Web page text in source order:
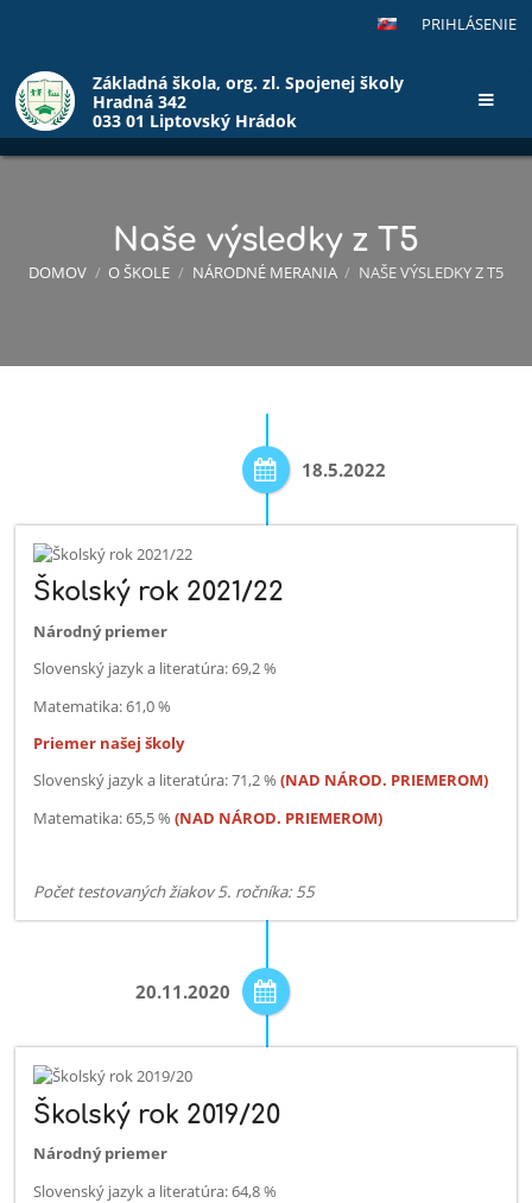
PRIHLÁSENIE
Základná škola, org. zl. Spojenej školy
Hradná 342
033 01 Liptovský Hrádok
Naše výsledky z T5
DOMOV / O ŠKOLE / NÁRODNÉ MERANIA / NAŠE VÝSLEDKY Z T5
T5
18.5.2022
Školský rok 2021/22
Národný priemer
Slovenský jazyk a literatúra: 69,2 %
Matematika: 61,0 %
Priemer našej školy
Slovenský jazyk a literatúra: 71,2 %(NAD NÁROD. PRIEMEROM)
Matematika: 65,5 %(NAD NÁROD. PRIEMEROM)
Počet testovaných žiakov 5. ročníka: 55
20.11.2020
Školský rok 2019/20
Národný priemer
Slovenský jazyk a literatúra: 64,8 %